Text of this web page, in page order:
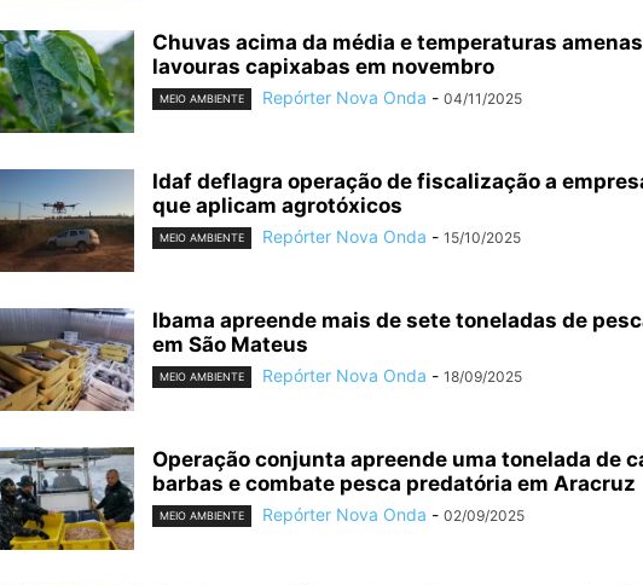
Chuvas acima da média e temperaturas
lavouras capixabas em novembro
MEIO AMBIENTE Repórter Nova Onda - 04/11/2025
Idaf deflagra operação de fiscalização a
que aplicam agrotóxicos
MEIO AMBIENTE Repórter Nova Onda - 15/10/2025
Ibama apreende mais de sete toneladas de
em São Mateus
MEIO AMBIENTE Repórter Nova Onda - 18/09/2025
Operação conjunta apreende uma tonelada de
barbas e combate pesca predatória em Aracruz
MEIO AMBIENTE Repórter Nova Onda - 02/09/2025